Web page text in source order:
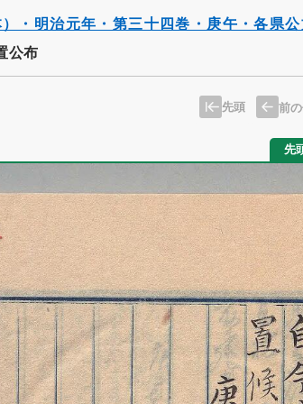
・明治元年・第三十四巻・庚午・各県公
公布
先頭 前
先